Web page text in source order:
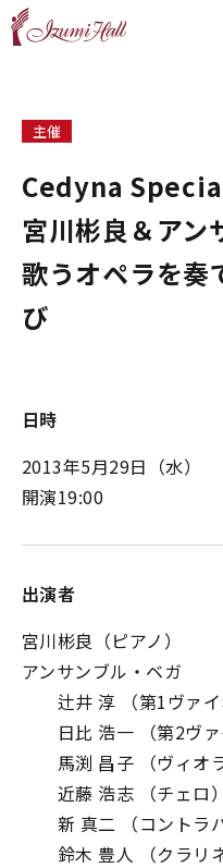
主催
Cedyna
宮川彬良＆アン
歌うオペラを奏
び
日時
2013年5月29日（水）
開演19:00
出演者
宮川彬良（ピアノ）
アンサンブル・ベガ
辻井 淳 （第1ヴァイ
日比 浩一 （第2ヴァ
馬渕 昌子 （ヴィオラ
近藤 浩志 （チェロ）
新 真二 （コントラバ
鈴木 豊人 （クラリネ